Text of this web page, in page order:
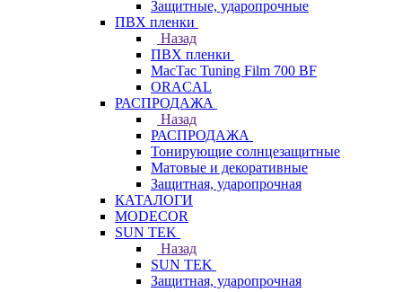
Защитные, ударопрочные
ПВХ пленки
Назад
ПВХ пленки
MacTac Tuning Film 700 BF
ORACAL
РАСПРОДАЖА
Назад
РАСПРОДАЖА
Тонирующие солнцезащитные
Матовые и декоративные
Защитная, ударопрочная
КАТАЛОГИ
MODECOR
SUN TEK
Назад
SUN TEK
Защитная, ударопрочная